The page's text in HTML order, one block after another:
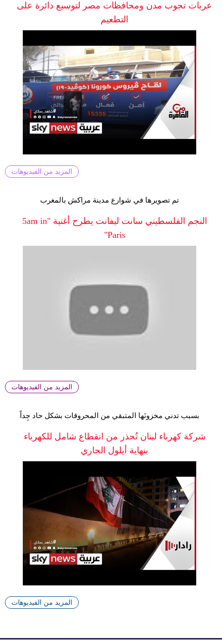
عربات تجوب مدن ومحافظات مصر لتوسيع دائرة على
التطعيم
المزيد من الفيديوهات
تم تصويرها في شوارع مدينة مراكش بالمغرب
النجم الفلسطيني سانت ليفانت يطرح أغنية "5am in
Paris"
المزيد من الفيديوهات
بسبب تدني مخزونَها المتبقي من المحروقات بشكل حاد جِداً
شركة كهرباء لبنان تُحذر من انقطاع شامل للكهرباء
بنهاية أيلول الجاري
المزيد من الفيديوهات